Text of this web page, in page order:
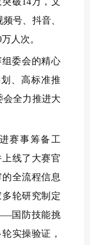
号、抖音、
人次。
委会的精心
、高标准推
会全力推进大
赛事筹备工
线了大赛官
全流程信息
轮研究制定
国防技能挑
实操验证，